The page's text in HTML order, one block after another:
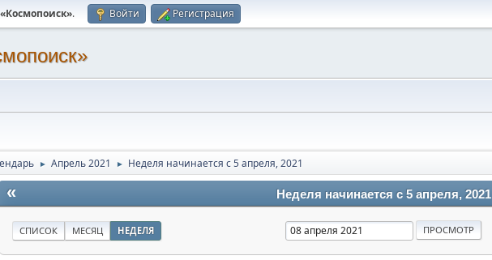
. Войти Регистрация
► Апрель 2021 ► Неделя начинается с 5 апреля, 2021
« Неделя начинается с 5 апреля, 2021
СПИСОК МЕСЯЦ НЕДЕЛЯ